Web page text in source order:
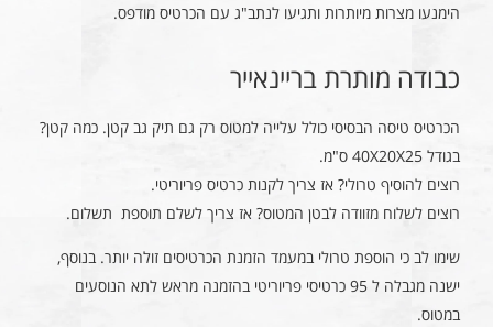
הימנעו מצרות מיותרות ותגיעו לנתב"ג עם הכרטיס מודפס.
כבודה מותרת בריינאייר
הכרטיס טיסה הבסיסי כולל עלייה למטוס רק גם תיק גב קטן. כמה קטן?
בגודל 40X20X25 ס"מ.
רוצים להוסיף טרולי? אז צריך לקנות כרטיס פריוריטי.
רוצים לשלוח מזוודה לבטן המטוס? אז צריך לשלם תוספת תשלום.
שימו לב כי הוספת טרולי במעמד הזמנת הכרטיסים זולה יותר. בנוסף,
ישנה מגבלה ל 95 כרטיסי פריוריטי בהזמנה מראש לתא הנוסעים
במטוס.